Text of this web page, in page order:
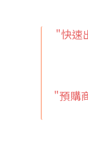
"快速
"預購